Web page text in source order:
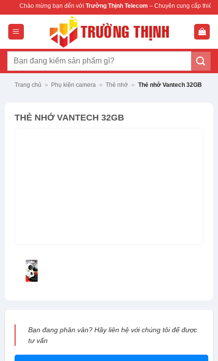
dung
bạn đến vớiTrường Thịnh Telecom– Chuyên cung cấp thiết bị mạng &
Tìm
Trang chủ » Phụ kiện camera » Thẻ nhớ » Thẻ nhớ Vantech 32GB
THẺ NHỚ VANTECH 32GB
Bạn đang phân vân? Hãy liên hệ với chúng tôi để được
tư vấn